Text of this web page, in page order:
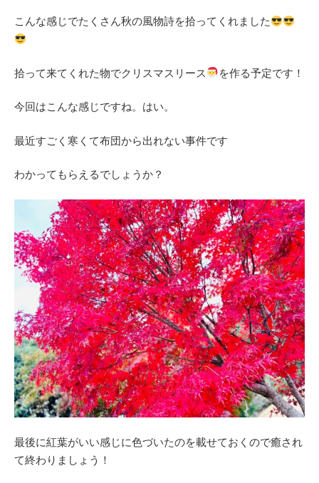
こんな感じでたくさん秋の風物詩を拾ってくれました
拾って来てくれた物でクリスマスリース を作る予定です！
今回はこんな感じですね。はい。
最近すごく寒くて布団から出れない事件です
わかってもらえるでしょうか？
最後に紅葉がいい感じに色づいたのを載せておくので癒され
て終わりましょう！